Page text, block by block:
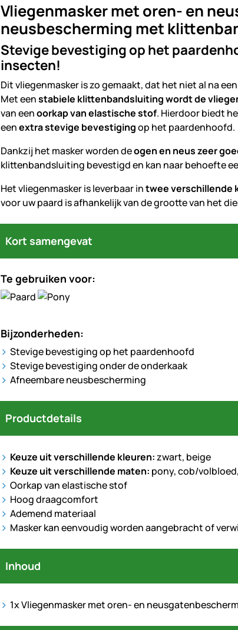
Vliegenmasker met oren- en
neusbescherming met
Stevige bevestiging op het
insecten!
Dit vliegenmasker is zo gemaakt, dat het niet al na
Met eenstabiele klittenbandsluiting wordt de
van eenoorkap van elastische stof. Hierdoor biedt
eenextra stevige bevestigingop het paardenhoofd.
Dankzij het masker worden deogen en neus zeer
klittenbandsluiting bevestigd en kan naar behoefte
Het vliegenmasker is leverbaar intwee verschillende
voor uw paard is afhankelijk van de grootte van het
Kort samengevat
Te gebruiken voor:
Bijzonderheden:
Stevige bevestiging op het paardenhoofd
Stevige bevestiging onder de onderkaak
Afneembare neusbescherming
Productdetails
Keuze uit verschillende kleuren:zwart, beige
Keuze uit verschillende maten: pony, cob/
Oorkap van elastische stof
Hoog draagcomfort
Ademend materiaal
Masker kan eenvoudig worden aangebracht of
Inhoud
1x Vliegenmasker met oren- en